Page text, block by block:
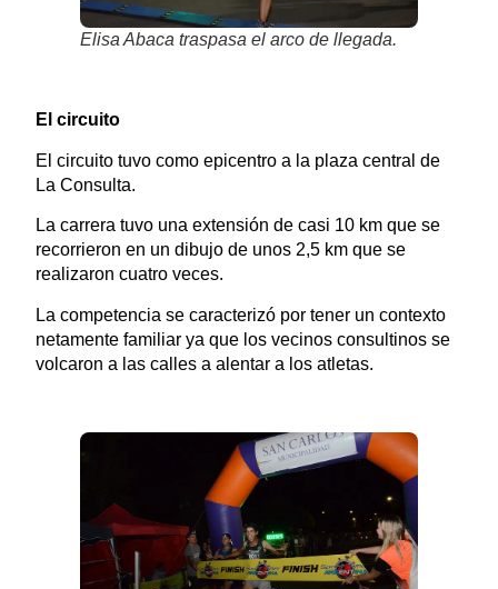
Elisa Abaca traspasa el arco de llegada.
El circuito
El circuito tuvo como epicentro a la plaza central de
La Consulta.
La carrera tuvo una extensión de casi 10 km que se
recorrieron en un dibujo de unos 2,5 km que se
realizaron cuatro veces.
La competencia se caracterizó por tener un contexto
netamente familiar ya que los vecinos consultinos se
volcaron a las calles a alentar a los atletas.